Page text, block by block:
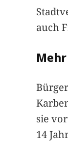
auch
sie
14